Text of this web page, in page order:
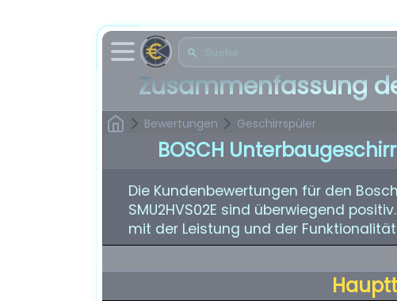
Zusammenfassung
Bewertungen Geschirrspüler
BOSCH
Die Kundenbewertungen für den
SMU2HVS02E sind überwiegend
mit der Leistung und der